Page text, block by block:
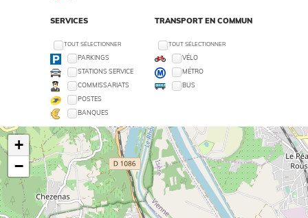
SERVICES
TOUT SÉLECTIONNER
PARKINGS
STATIONS SERVICE
COMMISSARIATS
POSTES
BANQUES
TRANSPORT EN COMMUN
TOUT SÉLECTIONNER
VÉLO
MÉTRO
BUS
+
−